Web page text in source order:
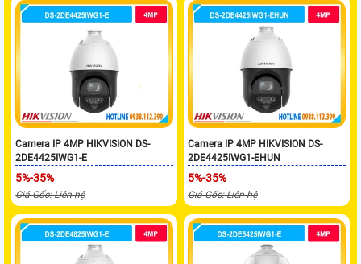
Camera IP 4MP HIKVISION DS-
2DE4425IWG1-E
5%-35%
Giá Gốc: Liên hệ
Camera IP 4MP HIKVISION DS-
2DE4425IWG1-EHUN
5%-35%
Giá Gốc: Liên hệ